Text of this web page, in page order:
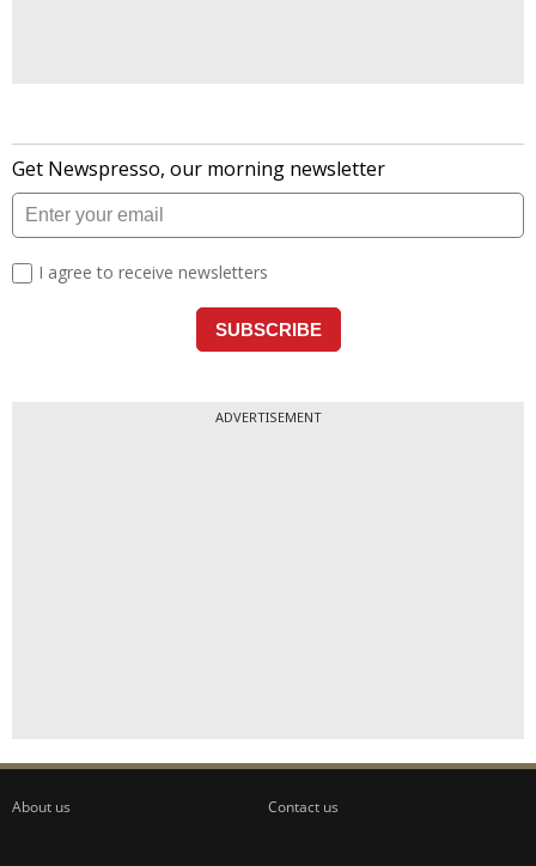
ADVERTISEMENT
About us Contact us